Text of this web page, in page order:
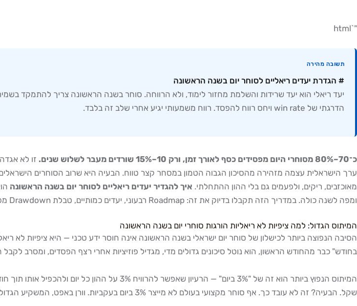
"`html
תשובה מהירה
# הגדרת יעדים ריאליים לסוחר יום בשנה הראשונה
הדרגתי של win rate ויחס רווח להפסד. רווח משמעותי יגיע אחרי שלב זה בלבד.
כ־70–80% מסוחרי היום מפסידים כסף לאורך זמן, ורק 10–15% שורדים מעבר לשלוש שנים.
זו לא
ערך הישראלית עצמה מזהירה מהסיכון הגבוה הטמון במסחר קצר טווח. הבעיה היא שרוב הסוחרים
מאוכזבים, ריקים, ולפעמים גם בלי ההון ההתחלתי. איך להגדיר יעדים ריאליים לסוחר יום בשנה הראשונה
ומפה לשנה כולה. במדריך הזה תקבלו בדיוק את זה: Roadmap רבעוני, יעדים כמותיים, טבלת Drawdown מפורטת, ומטריקות שמודדות הצלחה גם כשהחשבון עוד לא מוכיח רווח.
המיתוס הגדול: למה ציפיות לא ריאליות הורגות סוחרי יום בשנה הראשונה
בחודש" כבר מהחודש הראשון, הוא נוטל סיכונים גדולים מדי, מגדיל פוזיציות אחרי רצף הפסדים, ומסרב
שקל. הבעיה? זה לא עובד כך. אף סוחר מקצועי בעולם לא מייצר 3% ביום בעקביות. וורן באפט, המשקיע הגדול ביותר בהיסטוריה, מייצר כ־20% לשנה לאורך עשורים — לא לחודש.